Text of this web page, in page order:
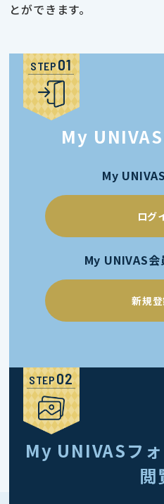
とができます。
STEP
My
My
ログ
My UNIVAS
新規
STEP
My UNIVASフ
閲